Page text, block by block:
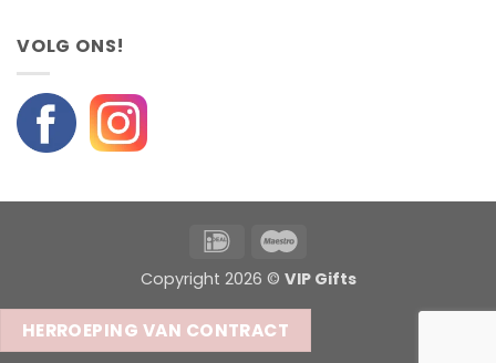
VOLG ONS!
IDeal
Copyright 2026 © VIP Gifts
HERROEPING VAN CONTRACT